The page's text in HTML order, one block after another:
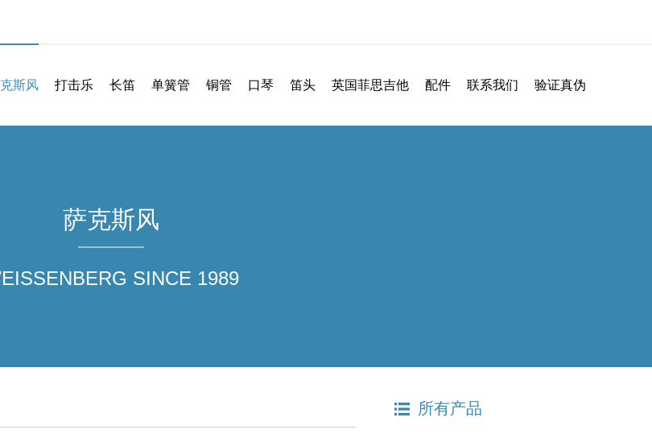
斯风 打击乐 长笛 单簧管 铜管 口琴 笛头 英国菲思吉他 配件 联系我们 验证真伪
萨克斯风
SINCE 1989
所有产品